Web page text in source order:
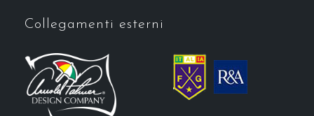
Collegamenti esterni